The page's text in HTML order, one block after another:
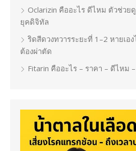
Oclarizin คืออะไร ดีไหม ตัวช่ว
ยุคดิจิทัล
ริดสีดวงทวารระยะที่ 1–2 หายเอ
ต้องผ่าตัด
Fitarin คืออะไร – ราคา – ดีไหม